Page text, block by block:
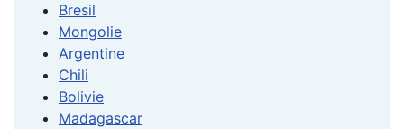
Bresil
Mongolie
Argentine
Chili
Bolivie
Madagascar